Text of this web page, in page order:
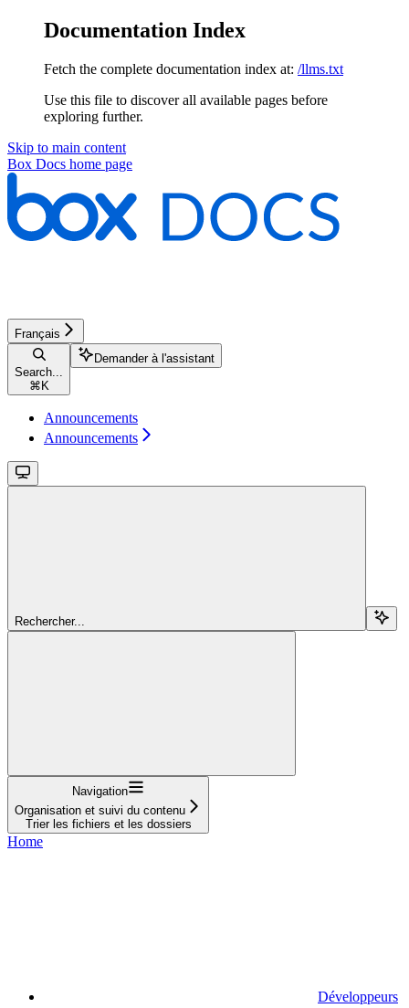
Documentation Index
Fetch the complete documentation index at: /llms.txt
Use this file to discover all available pages before
exploring further.
Skip to main content
Box Docs home page
Français
Search...
⌘ K
Demander à l'assistant
Announcements
Announcements
Rechercher...
Navigation
Organisation et suivi du contenu
Trier les fichiers et les dossiers
Home
Développeurs